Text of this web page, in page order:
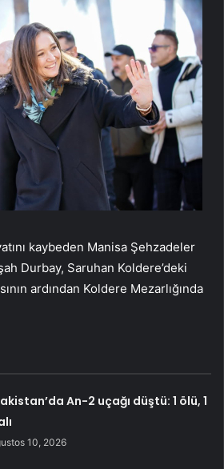
kaybeden Manisa Şehzadeler
Durbay, Saruhan Koldere’deki
ardından Koldere Mezarlığında
An-2 uçağı düştü: 1 ölü, 1
10, 2026